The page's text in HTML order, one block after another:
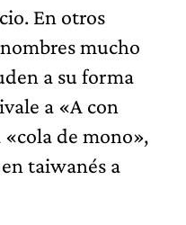
En otros
mucho
a su forma
a «A con
de mono»,
taiwanés a